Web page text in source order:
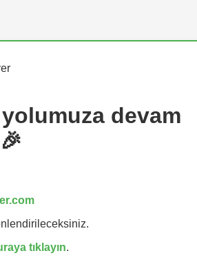
devam
tıklayın.